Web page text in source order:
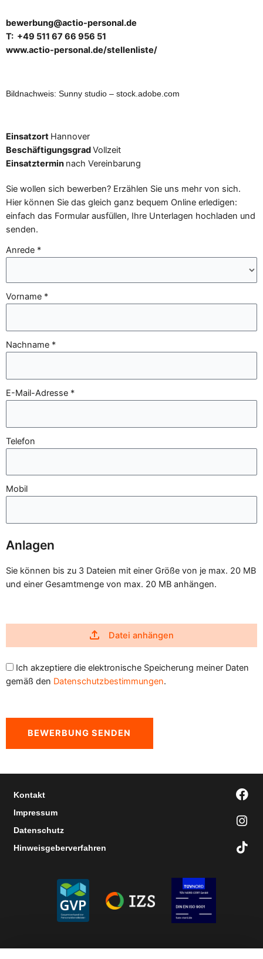
bewerbung@actio-personal.de
T: +49 511 67 66 956 51
www.actio-personal.de/stellenliste/
Bildnachweis: Sunny studio – stock.adobe.com
Einsatzort Hannover
BeschäftigungsgradVollzeit
Einsatztermin nach Vereinbarung
Sie wollen sich bewerben? Erzählen Sie uns mehr von sich.
Hier können Sie das gleich ganz bequem Online erledigen:
einfach das Formular ausfüllen, Ihre Unterlagen hochladen und
senden.
Anrede *
Vorname *
Nachname *
E-Mail-Adresse *
Telefon
Mobil
Anlagen
Sie können bis zu 3 Dateien mit einer Größe von je max. 20 MB
und einer Gesamtmenge von max. 20 MB anhängen.
Datei anhängen
Ich akzeptiere die elektronische Speicherung meiner Daten
gemäß den Datenschutzbestimmungen.
BEWERBUNG SENDEN
Kontakt
Impressum
Datenschutz
Hinweisgeberverfahren